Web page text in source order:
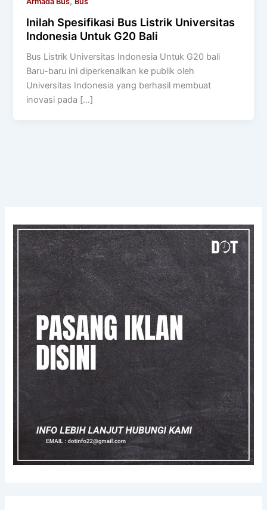
Inilah Spesifikasi Bus Listrik Universitas
Indonesia Untuk G20 Bali
Bus Listrik Universitas Indonesia Untuk G20 bali
Baru-baru ini diperkenalkan ke publik oleh
Universitas Indonesia yang berhasil membuat
inovasi pada […]